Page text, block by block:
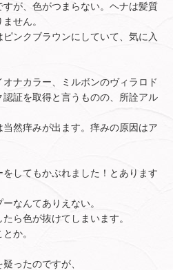
が、色がつまらない。ヘナは髪質
せん。
ンクブラウンにしていて、気に入
ナカラー、ミルボンのヴィラロド
証を取得と言うものの、所詮アル
然痒みが出ます。痒みの原因はア
してもかぶれました！とあります
なんてありえない。
ら色が抜けてしまいます。
か。
ったのですが、